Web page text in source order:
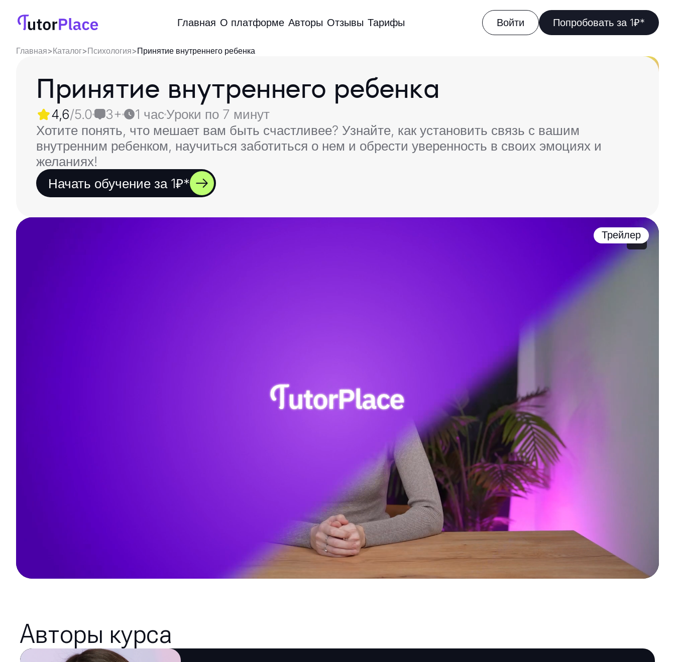
Главная О платформе Авторы Отзывы Тарифы Войти Попробовать за 1₽*
Главная>Каталог>Психология>Принятие внутреннего ребенка
Принятие внутреннего ребенка
4,6/5.0 3+ 1 часУроки по 7 минут
Хотите понять, что мешает вам быть счастливее? Узнайте, как установить связь с вашим
внутренним ребенком, научиться заботиться о нем и обрести уверенность в своих эмоциях и
желаниях!
Начать обучение за 1₽*
Трейлер
Авторы курса